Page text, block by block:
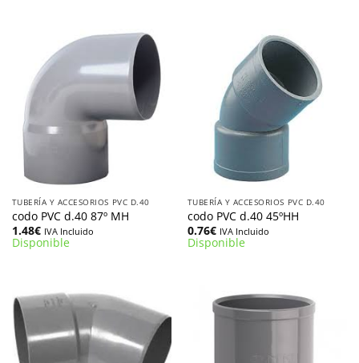
TUBERÍA Y ACCESORIOS PVC D.40
codo PVC d.40 87º MH
1.48€ IVA Incluido
Disponible
TUBERÍA Y ACCESORIOS PVC D.40
codo PVC d.40 45ºHH
0.76€ IVA Incluido
Disponible